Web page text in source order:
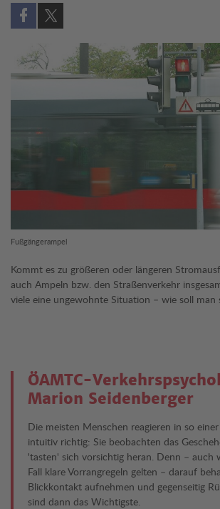
Auf Facebook teilen (öffnet in neuem Fenster)
Auf X teilen (öffnet in neuem Fenster)
Fußgängerampel
Kommt es zu größeren oder längeren
auch Ampeln bzw. den Straßenverkehr
viele eine ungewohnte Situation – wie soll man
ÖAMTC-
Marion Seidenberger
Die meisten Menschen reagieren in so
intuitiv richtig: Sie beobachten das
'tasten' sich vorsichtig heran. Denn – auch
Fall klare Vorrangregeln gelten – darauf
Blickkontakt aufnehmen und gegenseitig
sind dann das Wichtigste.